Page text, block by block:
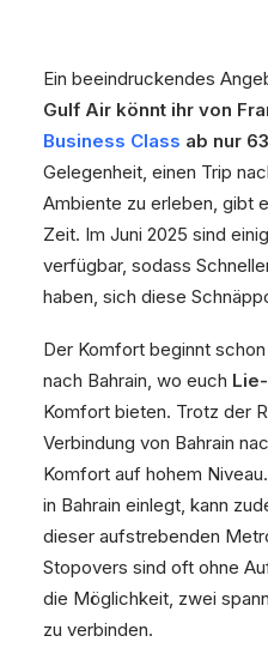
Ein beeindruckendes
Gulf Air könnt ihr von
Business Class ab nur
Gelegenheit, einen Trip
Ambiente zu erleben, gibt
Zeit. Im Juni 2025 sind
verfügbar, sodass
haben, sich diese
Der Komfort beginnt
nach Bahrain, wo euch
Komfort bieten. Trotz der
Verbindung von Bahrain
Komfort auf hohem
in Bahrain einlegt, kann
dieser aufstrebenden
Stopovers sind oft ohne
die Möglichkeit, zwei
zu verbinden.